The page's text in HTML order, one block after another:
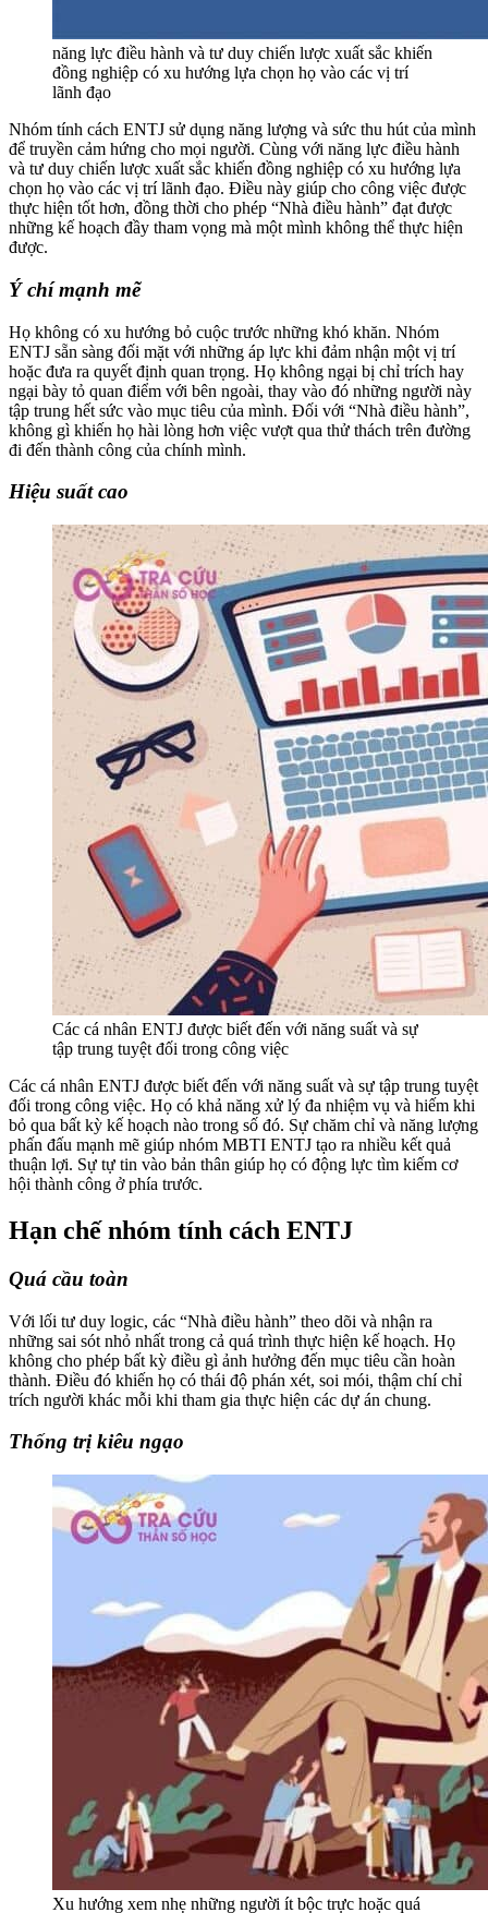
năng lực điều hành và tư duy chiến lược xuất sắc khiến
đồng nghiệp có xu hướng lựa chọn họ vào các vị trí
lãnh đạo
Nhóm tính cách ENTJ sử dụng năng lượng và sức thu hút của mình
để truyền cảm hứng cho mọi người. Cùng với năng lực điều hành
và tư duy chiến lược xuất sắc khiến đồng nghiệp có xu hướng lựa
chọn họ vào các vị trí lãnh đạo. Điều này giúp cho công việc được
thực hiện tốt hơn, đồng thời cho phép “Nhà điều hành” đạt được
những kế hoạch đầy tham vọng mà một mình không thể thực hiện
được.
Ý chí mạnh mẽ
Họ không có xu hướng bỏ cuộc trước những khó khăn. Nhóm
ENTJ sẵn sàng đối mặt với những áp lực khi đảm nhận một vị trí
hoặc đưa ra quyết định quan trọng. Họ không ngại bị chỉ trích hay
ngại bày tỏ quan điểm với bên ngoài, thay vào đó những người này
tập trung hết sức vào mục tiêu của mình. Đối với “Nhà điều hành”,
không gì khiến họ hài lòng hơn việc vượt qua thử thách trên đường
đi đến thành công của chính mình.
Hiệu suất cao
Các cá nhân ENTJ được biết đến với năng suất và sự
tập trung tuyệt đối trong công việc
Các cá nhân ENTJ được biết đến với năng suất và sự tập trung tuyệt
đối trong công việc. Họ có khả năng xử lý đa nhiệm vụ và hiếm khi
bỏ qua bất kỳ kế hoạch nào trong số đó. Sự chăm chỉ và năng lượng
phấn đấu mạnh mẽ giúp nhóm MBTI ENTJ tạo ra nhiều kết quả
thuận lợi. Sự tự tin vào bản thân giúp họ có động lực tìm kiếm cơ
hội thành công ở phía trước.
Hạn chế nhóm tính cách ENTJ
Quá cầu toàn
Với lối tư duy logic, các “Nhà điều hành” theo dõi và nhận ra
những sai sót nhỏ nhất trong cả quá trình thực hiện kế hoạch. Họ
không cho phép bất kỳ điều gì ảnh hưởng đến mục tiêu cần hoàn
thành. Điều đó khiến họ có thái độ phán xét, soi mói, thậm chí chỉ
trích người khác mỗi khi tham gia thực hiện các dự án chung.
Thống trị kiêu ngạo
Xu hướng xem nhẹ những người ít bộc trực hoặc quá